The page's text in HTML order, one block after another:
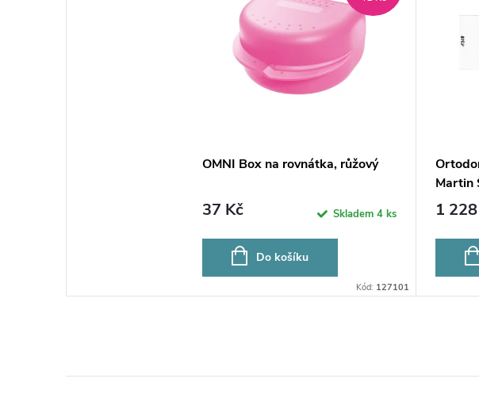
OMNI Box na rovnátka, růžový
37 Kč Skladem 4 ks
Do košíku
Kód: 127101
Martin
1